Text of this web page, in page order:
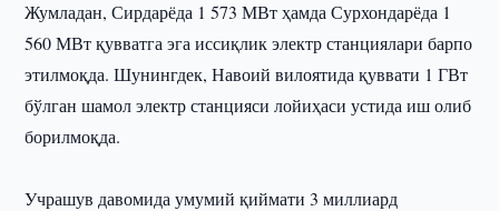
Жумладан, Сирдарёда 1 573 МВт ҳамда Сурхондарёда 1
560 МВт қувватга эга иссиқлик электр станциялари барпо
этилмоқда. Шунингдек, Навоий вилоятида қуввати 1 ГВт
бўлган шамол электр станцияси лойиҳаси устида иш олиб
борилмоқда.
Учрашув давомида умумий қиймати 3 миллиард